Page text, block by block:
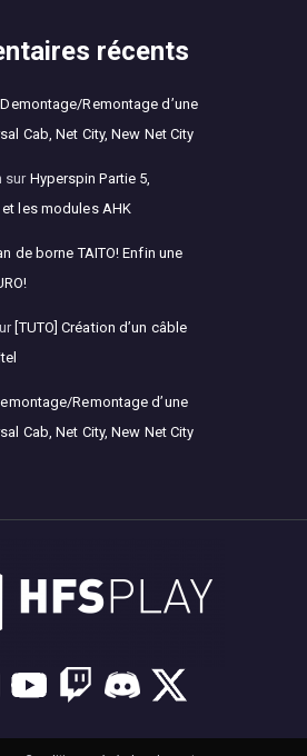
récents
Demontage/Remontage d’une
Cab, Net City, New Net City
sur Hyperspin Partie 5,
les modules AHK
de borne TAITO! Enfin une
[TUTO] Création d’un câble
Remontage d’une
Cab, Net City, New Net City